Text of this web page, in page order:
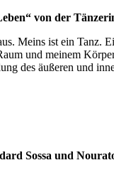
von der
Meins ist ein Tanz.
und meinem
des äußeren und
Sossa und